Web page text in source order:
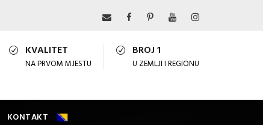
KVALITET
NA PRVOM MJESTU
BROJ 1
U ZEMLJI I REGIONU
KONTAKT